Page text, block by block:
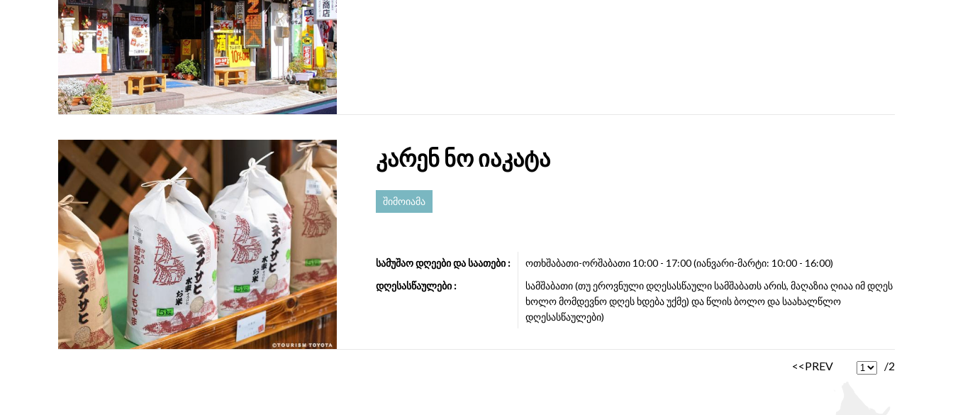
კარენ ნო იაკატა
შიმოიამა
სამუშაო დღეები და საათები :
ოთხშაბათი-ორშაბათი 10:00 - 17:00 (იანვარი-მარტი: 10:00 - 16:00)
დღესასწაულები :
სამშაბათი (თუ ეროვნული დღესასწაული სამშაბათს არის, მაღაზია ღიაა იმ დღეს
ხოლო მომდევნო დღეს ხდება უქმე) და წლის ბოლო და საახალწლო
დღესასწაულები)
<<PREV /2